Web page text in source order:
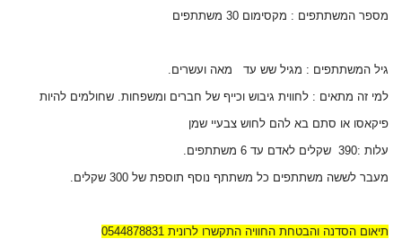
מספר המשתתפים : מקסימום 30 משתתפים
גיל המשתתפים : מגיל שש עד מאה ועשרים.
למי זה מתאים : לחווית גיבוש וכייף של חברים ומשפחות. שחולמים להיות
פיקאסו או סתם בא להם לחוש צבעיי שמן
עלות :390 שקלים לאדם עד 6 משתתפים.
מעבר לששה משתתפים כל משתתף נוסף תוספת של 300 שקלים.
תיאום הסדנה והבטחת החוויה התקשרו לרונית 0544878831